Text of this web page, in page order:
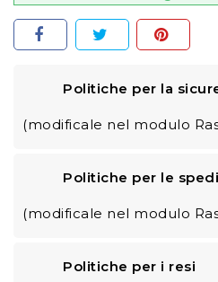
Politiche per la
(modificale nel modulo
Politiche per le
(modificale nel modulo
Politiche per i resi